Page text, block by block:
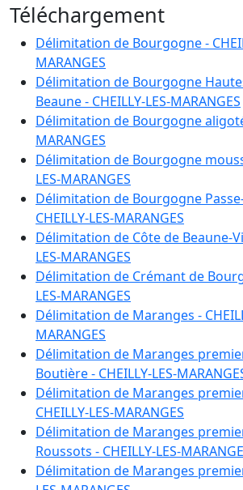
A 31:
1.4340 ha
A 32:
1.1980 ha
A 33:
A 42:
1.3570 ha
A 43:
0.3620 ha
A 44:
0.3430 ha
A 45:
A 46:
1.0030 ha
A 47 :
A 49:
2.1000 ha
A 50:
2.1590 ha
A 54:
0.6020 ha
A 55 :
A 56:
0.2420 ha
A 57 :
A 58:
0.4620 ha
A 59:
A 60:
0.3370 ha
A 61:
0.2770 ha
A 62:
1.7600 ha
A 63:
1.8950 ha
A 64:
0.5640 ha
A 65:
0.4980 ha
A 66:
0.4200 ha
A 67 :
Téléchargement
Délimitation de Bourgogne -
MARANGES
Délimitation de Bourgogne
Beaune - CHEILLY-LES-MARANGES
Délimitation de Bourgogne aligoté
MARANGES
Délimitation de Bourgogne
LES-MARANGES
Délimitation de Bourgogne
CHEILLY-LES-MARANGES
Délimitation de Côte de Beaune-
LES-MARANGES
Délimitation de Crémant de
LES-MARANGES
Délimitation de Maranges -
MARANGES
Délimitation de Maranges
Boutière - CHEILLY-LES-
Délimitation de Maranges
CHEILLY-LES-MARANGES
Délimitation de Maranges
Roussots - CHEILLY-LES-
Délimitation de Maranges